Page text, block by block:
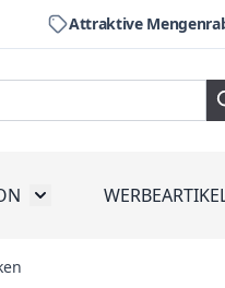
Attraktive
Drinkware
Toggle submenu for